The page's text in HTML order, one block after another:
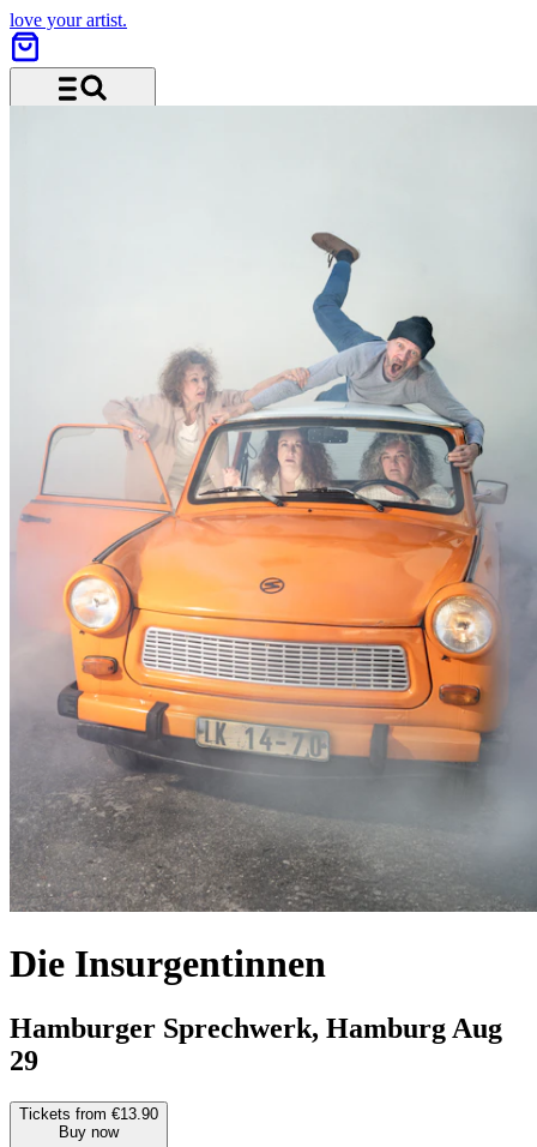
love your artist.
Die Insurgentinnen
Hamburger Sprechwerk, Hamburg Aug
29
Tickets from €13.90
Buy now